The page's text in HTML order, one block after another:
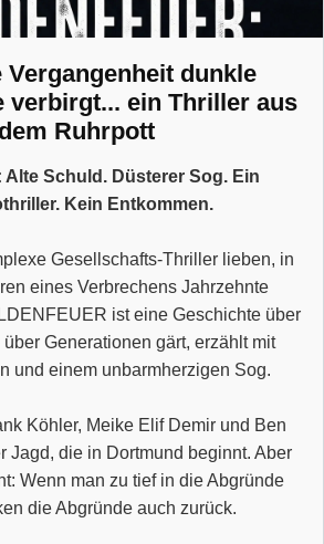
Vergangenheit dunkle
verbirgt... ein Thriller aus
dem Ruhrpott
Alte Schuld. Düsterer Sog. Ein
Kein Entkommen.
Gesellschafts-Thriller lieben, in
eines Verbrechens Jahrzehnte
ist eine Geschichte über
Generationen gärt, erzählt mit
und einem unbarmherzigen Sog.
Köhler, Meike Elif Demir und Ben
Jagd, die in Dortmund beginnt. Aber
Wenn man zu tief in die Abgründe
die Abgründe auch zurück.